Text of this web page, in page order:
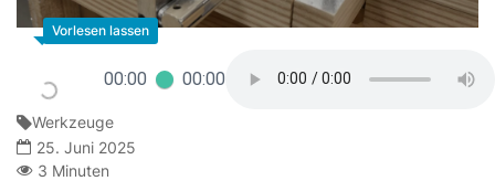
00:00 00:00
Werkzeuge
25. Juni 2025
3 Minuten